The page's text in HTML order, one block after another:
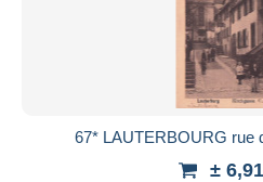
67* LAUTERBOURG rue
±